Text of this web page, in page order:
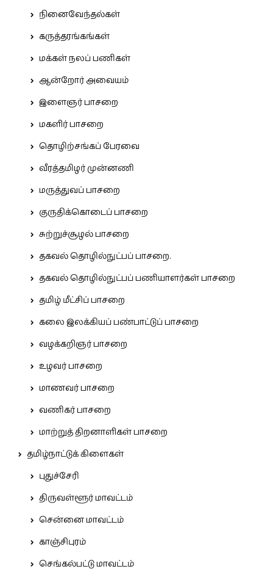
நினைவேந்தல்கள்
கருத்தரங்கங்கள்
மக்கள் நலப் பணிகள்
ஆன்றோர் அவையம்
இளைஞர் பாசறை
மகளிர் பாசறை
தொழிற்சங்கப் பேரவை
வீரத்தமிழர் முன்னணி
மருத்துவப் பாசறை
குருதிக்கொடைப் பாசறை
சுற்றுச்சூழல் பாசறை
தகவல் தொழில்நுட்பப் பாசறை.
தகவல் தொழில்நுட்பப் பணியாளர்கள் பாசறை
தமிழ் மீட்சிப் பாசறை
கலை இலக்கியப் பண்பாட்டுப் பாசறை
வழக்கறிஞர் பாசறை
உழவர் பாசறை
மாணவர் பாசறை
வணிகர் பாசறை
மாற்றுத் திறனாளிகள் பாசறை
தமிழ்நாட்டுக் கிளைகள்
புதுச்சேரி
திருவள்ளூர் மாவட்டம்
சென்னை மாவட்டம்
காஞ்சிபுரம்
செங்கல்பட்டு மாவட்டம்